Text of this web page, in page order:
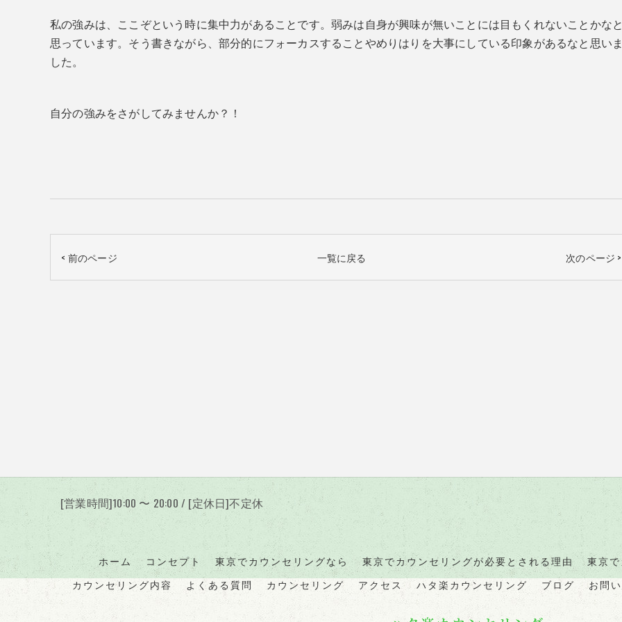
私の強みは、ここぞという時に集中力があることです。弱みは自身が興味が無いことには目もくれないことかな
思っています。そう書きながら、部分的にフォーカスすることやめりはりを大事にしている印象があるなと思い
した。
自分の強みをさがしてみませんか？！
< 前のページ 一覧に戻る 次のページ >
[営業時間]10:00 〜 20:00 / [定休日]不定休
ホーム コンセプト 東京でカウンセリングなら 東京でカウンセリングが必要とされる理由
東京
カウンセリング内容
よくある質問 カウンセリング アクセス ハタ楽カウンセリング ブログ お問